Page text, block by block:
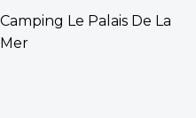
Camping Le Palais De La
Mer